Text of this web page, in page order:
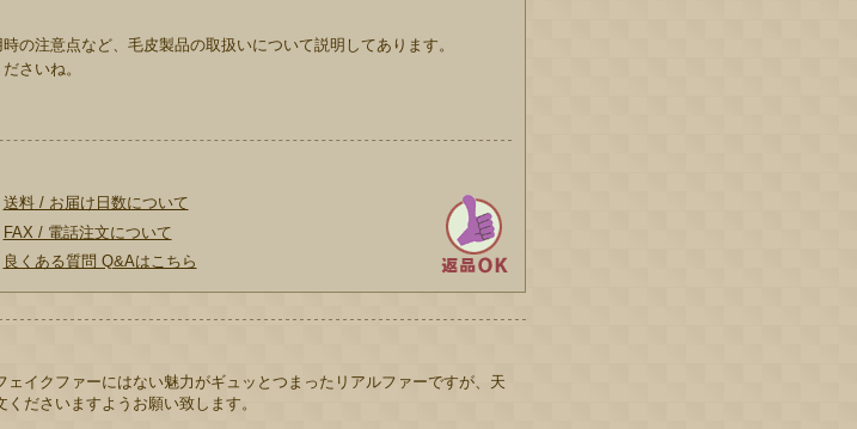
の注意点など、毛皮製品の取扱いについて説明してあります。
さいね。
送料 / お届け日数について
FAX / 電話注文について
良くある質問 Q&Aはこちら
イクファーにはない魅力がギュッとつまったリアルファーですが、天
ださいますようお願い致します。